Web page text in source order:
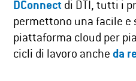
DConnect di DTI, tutti i
permettono una facile e
piattaforma cloud per
cicli di lavoro anche da